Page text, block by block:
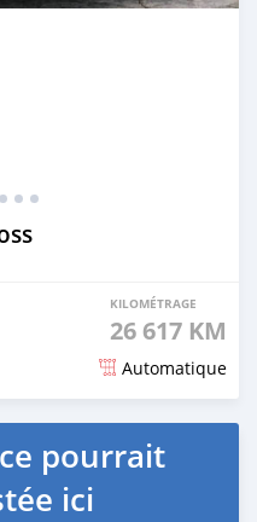
KILOMÉTRAGE
26 617 KM
Automatique
pourrait
ici